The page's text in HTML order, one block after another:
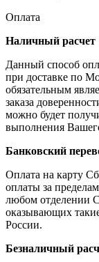
Оплата
Наличный расчет
Данный способ
при доставке по
обязательным
заказа
можно будет
выполнения
Банковский
Оплата на карту
оплаты за
любом отделении
оказывающих
России.
Безналичный